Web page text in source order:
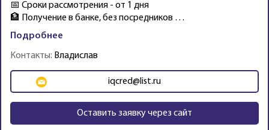
📅 Сроки рассмотрения - от 1 дня
🏦 Получение в банке, без посредников …
Подробнее
Контакты: Владислав
iqcred@list.ru
Оставить заявку через сайт